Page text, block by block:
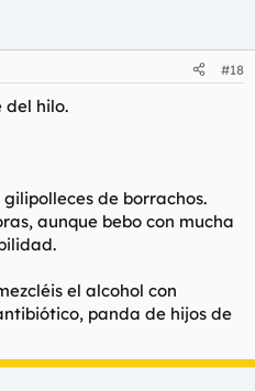
#18
del hilo.
de borrachos.
aunque bebo con mucha
el alcohol con
panda de hijos de